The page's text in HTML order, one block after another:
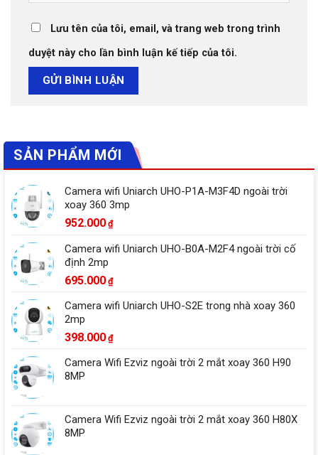
Lưu tên của tôi, email, và trang web trong trình
duyệt này cho lần bình luận kế tiếp của tôi.
SẢN PHẨM MỚI
Camera wifi Uniarch UHO-P1A-M3F4D ngoài trời
xoay 360 3mp
952.000 ₫
Camera wifi Uniarch UHO-B0A-M2F4 ngoài trời cố
định 2mp
695.000 ₫
Camera wifi Uniarch UHO-S2E trong nhà xoay 360
2mp
398.000 ₫
Camera Wifi Ezviz ngoài trời 2 mắt xoay 360 H90
8MP
Camera Wifi Ezviz ngoài trời 2 mắt xoay 360 H80X
8MP